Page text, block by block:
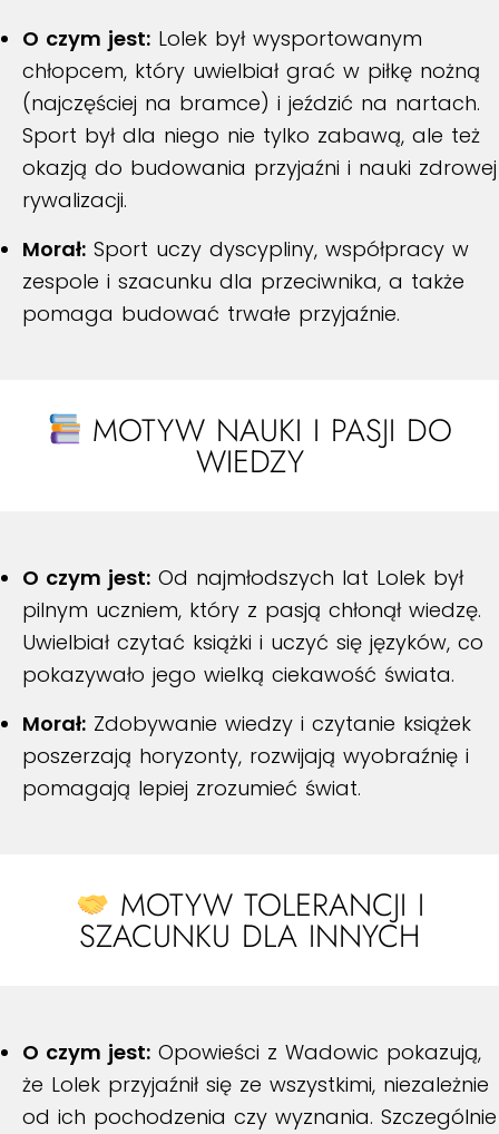
O czym jest: Lolek był wysportowanym
chłopcem, który uwielbiał grać w piłkę nożną
(najczęściej na bramce) i jeździć na nartach.
Sport był dla niego nie tylko zabawą, ale też
okazją do budowania przyjaźni i nauki zdrowej
rywalizacji.
Morał: Sport uczy dyscypliny, współpracy w
zespole i szacunku dla przeciwnika, a także
pomaga budować trwałe przyjaźnie.
MOTYW NAUKI I PASJI DO
WIEDZY
O czym jest: Od najmłodszych lat Lolek był
pilnym uczniem, który z pasją chłonął wiedzę.
Uwielbiał czytać książki i uczyć się języków, co
pokazywało jego wielką ciekawość świata.
Morał: Zdobywanie wiedzy i czytanie książek
poszerzają horyzonty, rozwijają wyobraźnię i
pomagają lepiej zrozumieć świat.
MOTYW TOLERANCJI I
SZACUNKU DLA INNYCH
O czym jest: Opowieści z Wadowic pokazują,
że Lolek przyjaźnił się ze wszystkimi, niezależnie
od ich pochodzenia czy wyznania. Szczególnie